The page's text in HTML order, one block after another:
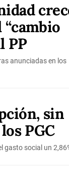
PP
anunciadas en los
sin
PGC
gasto social un